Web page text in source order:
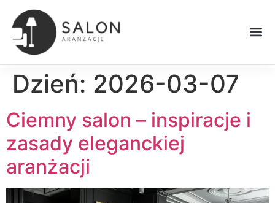
Dzień: 2026-03-07
Ciemny salon – inspiracje i
zasady eleganckiej
aranżacji